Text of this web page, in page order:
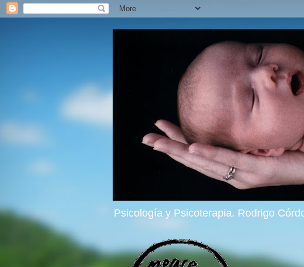
Psicología y Psicoterapia. Rodrigo